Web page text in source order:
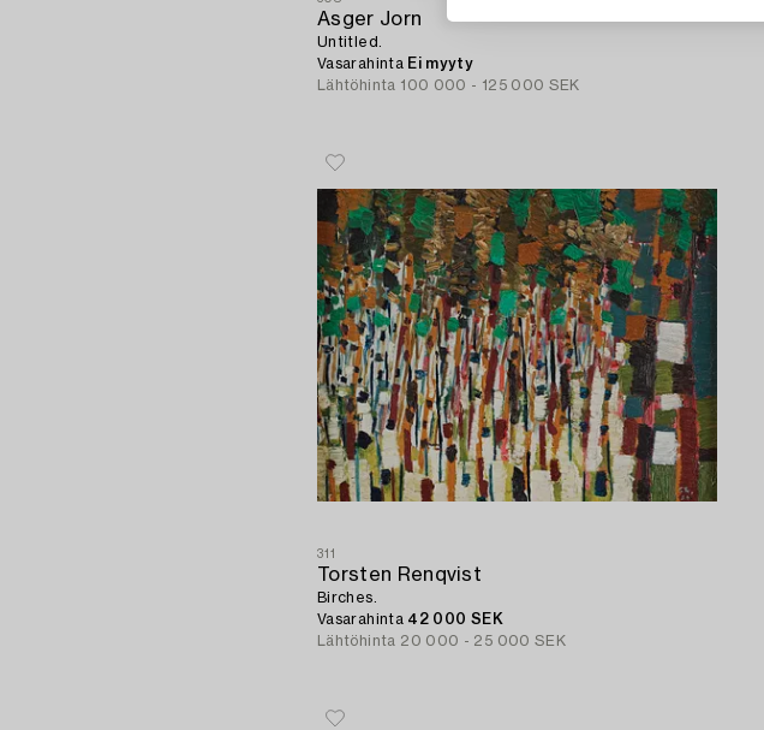
Asger Jorn
Untitled.
Vasarahinta Ei myyty
Lähtöhinta 100 000 - 125 000 SEK
311
Torsten Renqvist
Birches.
Vasarahinta 42 000 SEK
Lähtöhinta 20 000 - 25 000 SEK